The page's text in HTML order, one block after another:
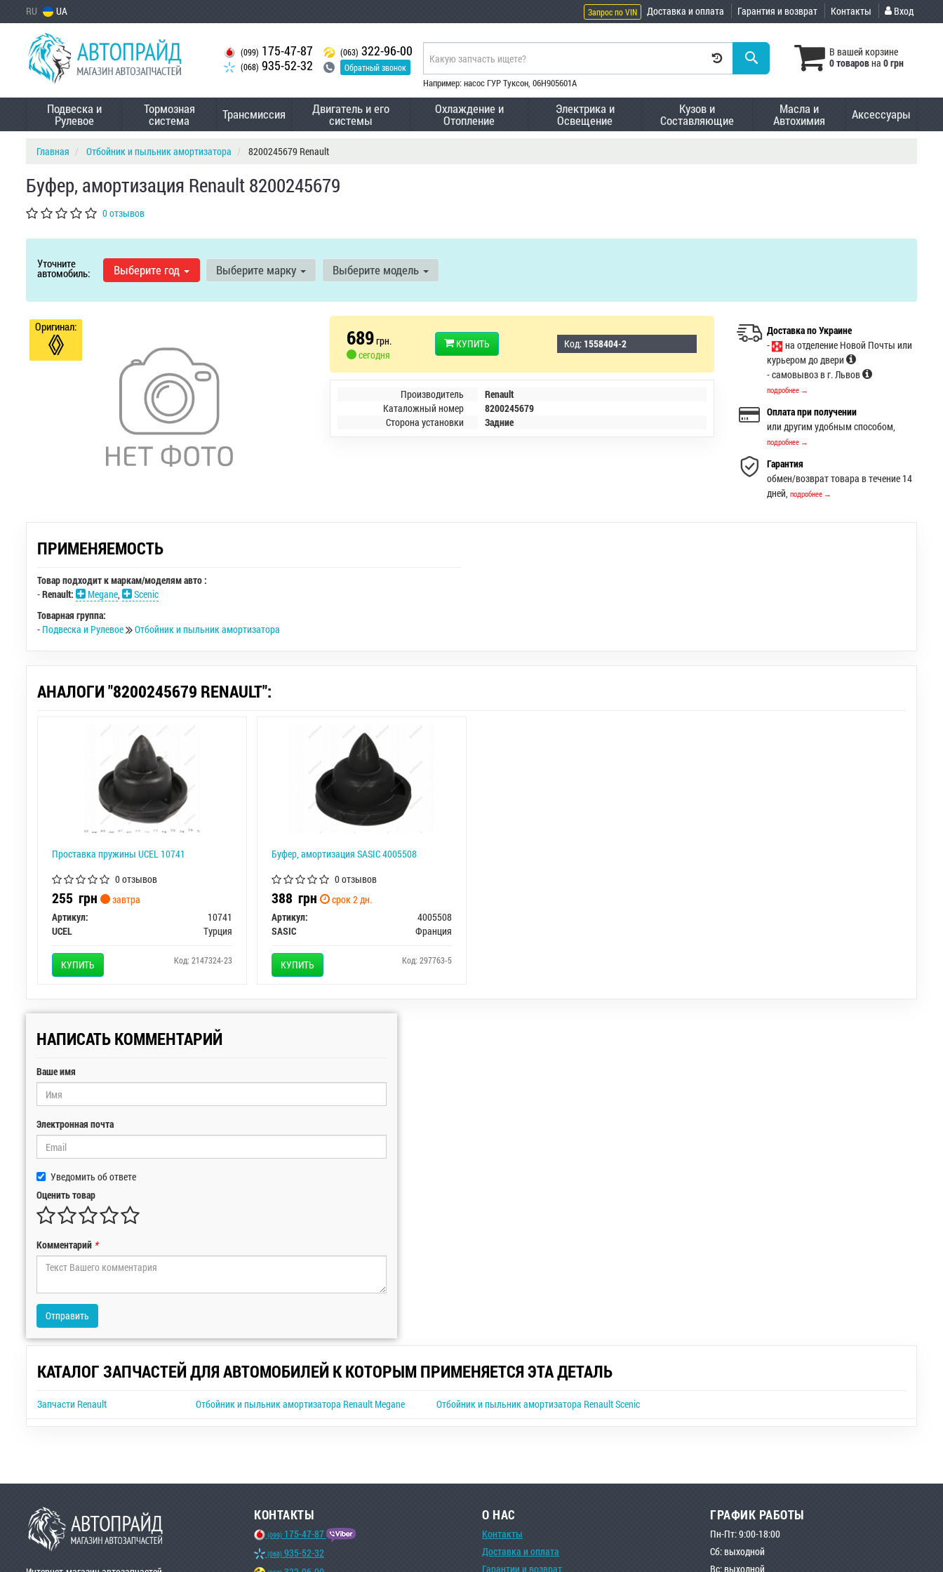
RU UA Запрос по VIN Доставка и оплата Гарантия и возврат Контакты Вход
(099) 175-47-87
(068) 935-52-32
(063) 322-96-00
Обратный звонок
В вашей корзине
0 товаровна 0 грн
Например: насос ГУР Туксон, 06H905601A
Подвеска и
Рулевое
Тормозная
система Трансмиссия Двигатель и его
системы
Охлаждение и
Отопление
Электрика и
Освещение
Кузов и
Составляющие
Масла и
Автохимия Аксессуары
Главная Отбойник и пыльник амортизатора 8200245679 Renault
Буфер, амортизация Renault 8200245679
0 отзывов
Уточните
автомобиль: Выберите год Выберите марку Выберите модель
Оригинал: 689грн.
сегодня
КУПИТЬ Код: 1558404-2
Производитель
Renault
Каталожный номер
8200245679
Сторона установки
Задние
Доставка по Украине
-
на отделение Новой Почты или
курьером до двери
- самовывоз в г. Львов
подробнее →
Оплата при получении
или другим удобным способом,
подробнее →
Гарантия
обмен/возврат товара в течение 14
дней,подробнее →
ПРИМЕНЯЕМОСТЬ
Товар подходит к маркам/моделям авто :
-Renault: Megane,
Scenic
Товарная группа:
- Подвеска и Рулевое Отбойник и пыльник амортизатора
АНАЛОГИ "8200245679 RENAULT":
Проставка пружины UCEL 10741
0 отзывов
255 грн
завтра
Артикул:
10741
UCEL
Турция
КУПИТЬ Код: 2147324-23
Буфер, амортизация SASIC 4005508
0 отзывов
388 грн
срок 2 дн.
Артикул:
4005508
SASIC
Франция
КУПИТЬ Код: 297763-5
НАПИСАТЬ КОММЕНТАРИЙ
Ваше имя
Электронная почта
Уведомить об ответе
Оценить товар
Комментарий *
Отправить
КАТАЛОГ ЗАПЧАСТЕЙ ДЛЯ АВТОМОБИЛЕЙ К КОТОРЫМ ПРИМЕНЯЕТСЯ ЭТА ДЕТАЛЬ
Запчасти Renault Отбойник и пыльник амортизатора Renault Megane Отбойник и пыльник амортизатора Renault Scenic
КОНТАКТЫ
(099) 175-47-87
(068) 935-52-32
О НАС
Контакты
Доставка и оплата
Гарантии и возврат
ГРАФИК РАБОТЫ
Пн-Пт: 9:00-18:00
Сб: выходной
Вс: выходной